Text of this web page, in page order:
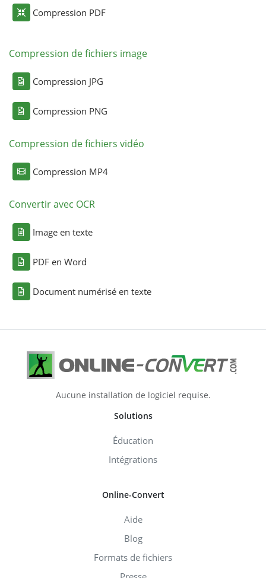
Compression PDF
Compression de fichiers image
Compression JPG
Compression PNG
Compression de fichiers vidéo
Compression MP4
Convertir avec OCR
Image en texte
PDF en Word
Document numérisé en texte
Aucune installation de logiciel requise.
Solutions
Éducation
Intégrations
Online-Convert
Aide
Blog
Formats de fichiers